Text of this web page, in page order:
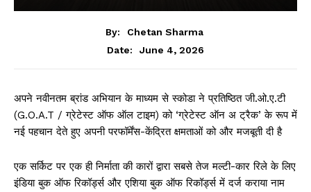
By:
Chetan Sharma
Date:
June 4, 2026
अपने नवीनतम ब्रांड अभियान के माध्यम से स्कोडा ने प्रतिष्ठित जी.ओ.ए.टी
(G.O.A.T / ग्रेटेस्ट ऑफ ऑल टाइम) को ‘ग्रेटेस्ट ऑन अ ट्रैक’ के रूप में
नई पहचान देते हुए अपनी परफॉर्मेंस-केंद्रित क्षमताओं को और मजबूती दी है
एक सर्किट पर एक ही निर्माता की कारों द्वारा सबसे तेज मल्टी-कार रिले के लिए
इंडिया बुक ऑफ रिकॉर्ड्स और एशिया बुक ऑफ रिकॉर्ड्स में दर्ज कराया नाम